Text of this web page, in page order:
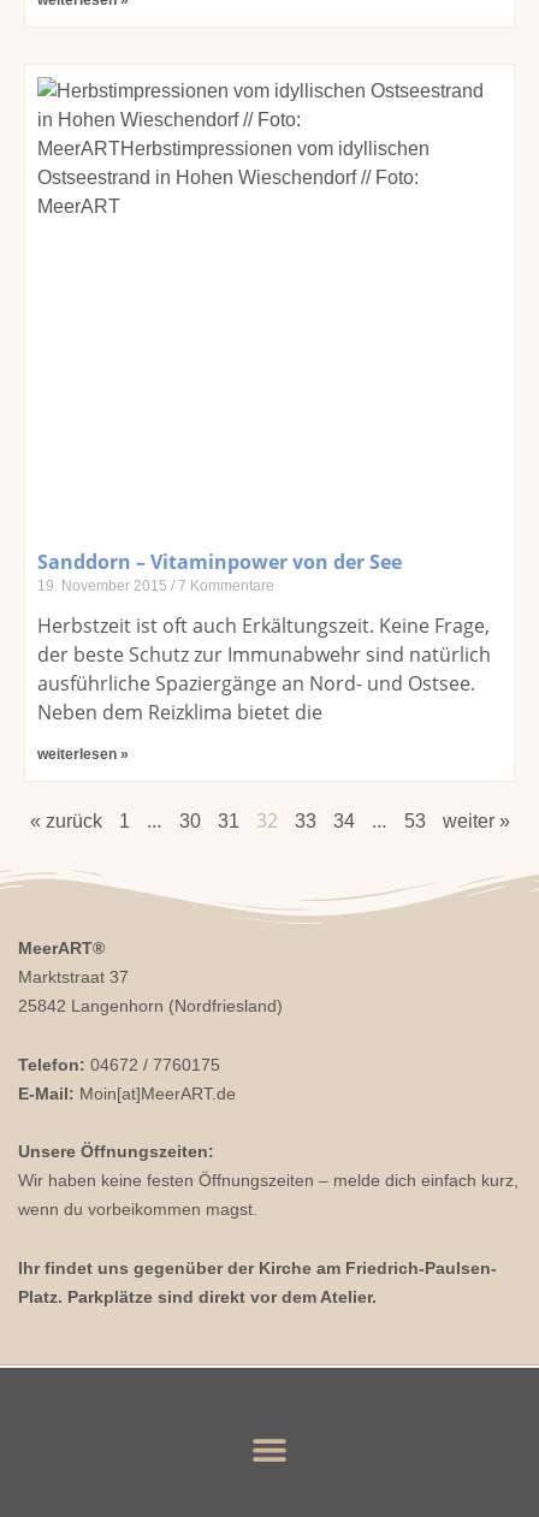
Sanddorn – Vitaminpower von der See
19. November 2015 7 Kommentare
Herbstzeit ist oft auch Erkältungszeit. Keine Frage,
der beste Schutz zur Immunabwehr sind natürlich
ausführliche Spaziergänge an Nord- und Ostsee.
Neben dem Reizklima bietet die
weiterlesen »
« zurück 1 … 30 31 32 33 34 … 53 weiter »
MeerART®
Marktstraat 37
25842 Langenhorn (Nordfriesland)
Telefon: 04672 / 7760175
E-Mail: Moin[at]MeerART.de
Unsere Öffnungszeiten:
Wir haben keine festen Öffnungszeiten – melde dich einfach kurz,
wenn du vorbeikommen magst.
Ihr findet uns gegenüber der Kirche am Friedrich-Paulsen-
Platz. Parkplätze sind direkt vor dem Atelier.